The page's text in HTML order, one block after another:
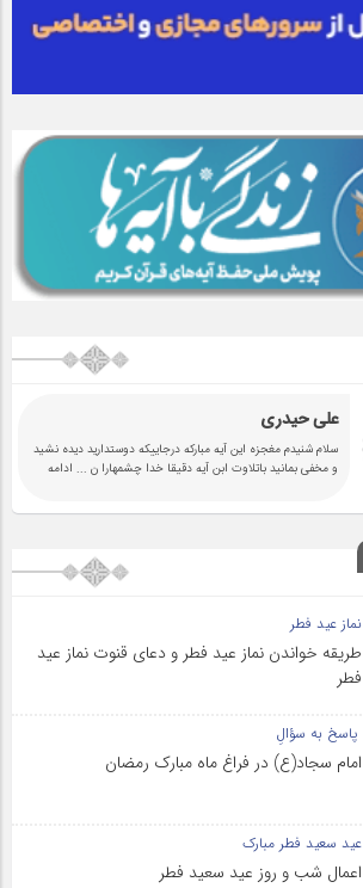
علی حیدری
سلام شنیدم مغجزه این آیه مبارکه درجاییکه دوستدارید دیده نشید
و مخفی بمانید باتلاوت ابن آیه دقیقا خدا چشمهارا ن ... ادامه
نماز عید فطر
طریقه خواندن نماز عید فطر و دعای قنوت نماز عید
فطر
پاسخ به سؤالِ
امام سجاد(ع) در فراغ ماه مبارک رمضان
عید سعید فطر مبارک
اعمال شب و روز عید سعید فطر